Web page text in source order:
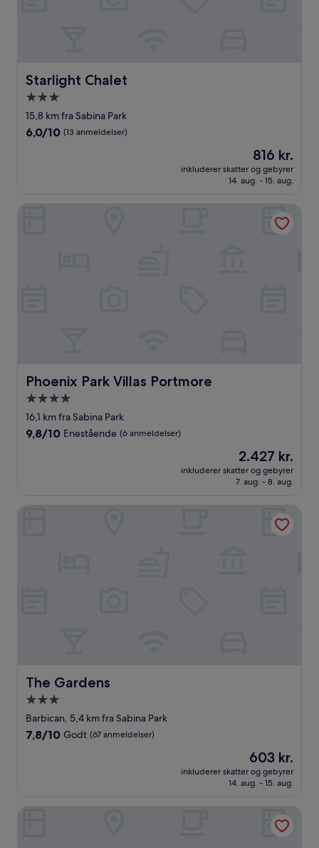
Starlight Chalet
Starlight Chalet
3.0-
stjernet
overnatningssted
15,8 km fra Sabina Park
6.0
6,0/10 (13 anmeldelser)
Prisen
er
816 kr.
816 kr.
inkluderer skatter og gebyrer
14. aug. - 15. aug.
Phoenix Park Villas Portmore
Phoenix Park Villas Portmore
4.0-
stjernet
overnatningssted
16,1 km fra Sabina Park
9.8
anmeldelser)
9,8/10 Enestående (6 anmeldelser)
Prisen
er
2.427 kr.
2.427 kr.
inkluderer skatter og gebyrer
7. aug. - 8. aug.
The Gardens
The Gardens
3.0-
stjernet
overnatningssted
Barbican, 5,4 km fra Sabina Park
7.8
anmeldelser)
7,8/10 Godt (67 anmeldelser)
Prisen
er
603 kr.
603 kr.
inkluderer skatter og gebyrer
14. aug. - 15. aug.